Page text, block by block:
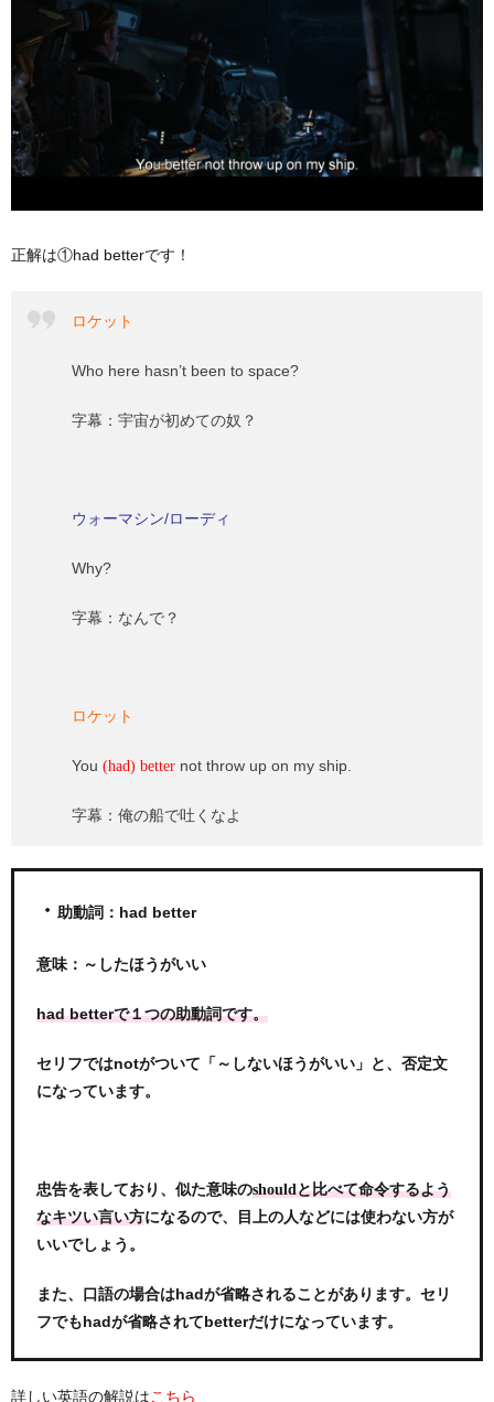
正解は①had betterです！
ロケット
Who here hasn’t been to space?
字幕：宇宙が初めての奴？
ウォーマシン/ローディ
Why?
字幕：なんで？
ロケット
You (had) better not throw up on my ship.
字幕：俺の船で吐くなよ
・ 助動詞：had better
意味：～したほうがいい
had betterで１つの助動詞です。
セリフではnotがついて「～しないほうがいい」と、否定文
になっています。
忠告を表しており、似た意味のshouldと比べて命令するよう
なキツい言い方になるので、目上の人などには使わない方が
いいでしょう。
また、口語の場合はhadが省略されることがあります。セリ
フでもhadが省略されてbetterだけになっています。
詳しい英語の解説はこちら